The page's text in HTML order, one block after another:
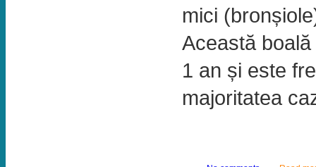
mici
Această
1 an și este
majoritatea